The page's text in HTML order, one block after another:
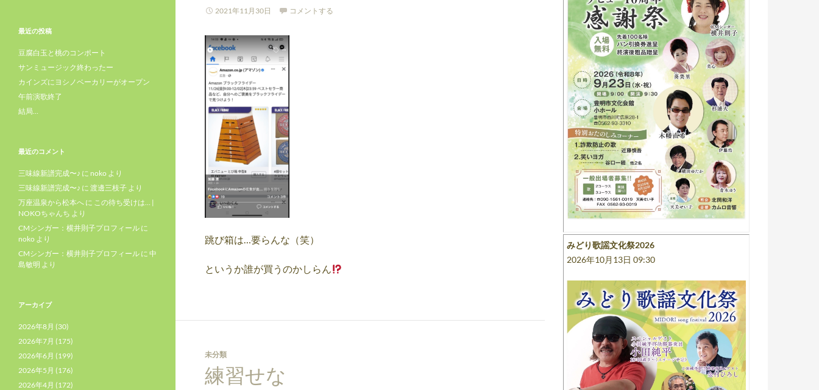
2021年11月30日 コメントする
跳び箱は…要らんな（笑）
というか誰が買うのかしらん
未分類
練習せな
みどり歌謡文化祭2026
2026年10月13日 09:30
最近の投稿
豆腐白玉と桃のコンポート
サンミュージック終わったー
カインズにヨシノベーカリーがオープン
午前演歌終了
結局…
最近のコメント
三味線新譜完成〜♪ に noko より
三味線新譜完成〜♪ に 渡邊三枝子 より
万座温泉から松本へ に この待ち受けは… |
NOKOちゃんち より
CMシンガー：横井則子プロフィール に
noko より
CMシンガー：横井則子プロフィール に 中
島敏明 より
アーカイブ
2026年8月 (30)
2026年7月 (175)
2026年6月 (199)
2026年5月 (176)
2026年4月 (172)